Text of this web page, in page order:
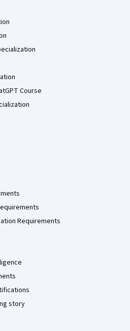
Course
Requirements
story